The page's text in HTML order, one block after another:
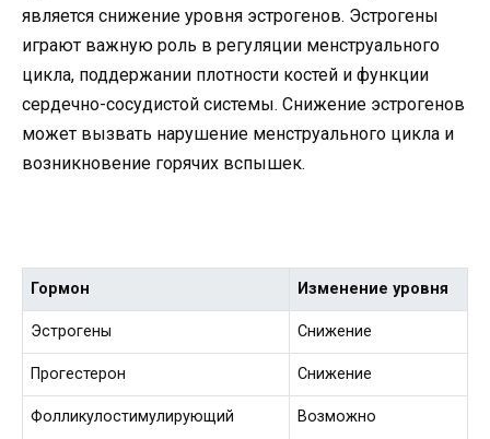
является снижение уровня эстрогенов. Эстрогены
играют важную роль в регуляции менструального
цикла, поддержании плотности костей и функции
сердечно-сосудистой системы. Снижение эстрогенов
может вызвать нарушение менструального цикла и
возникновение горячих вспышек.
Гормон Изменение уровня
Эстрогены Снижение
Прогестерон Снижение
Фолликулостимулирующий
Возможно